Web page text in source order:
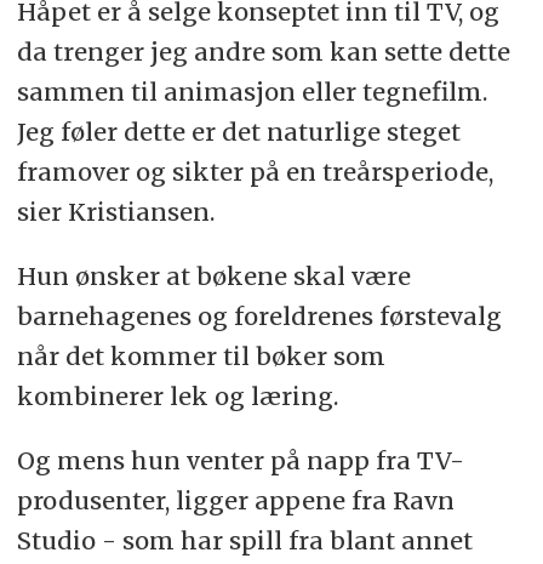
Håpet er å selge konseptet inn til TV, og
da trenger jeg andre som kan sette dette
sammen til animasjon eller tegnefilm.
Jeg føler dette er det naturlige steget
framover og sikter på en treårsperiode,
sier Kristiansen.
Hun ønsker at bøkene skal være
barnehagenes og foreldrenes førstevalg
når det kommer til bøker som
kombinerer lek og læring.
Og mens hun venter på napp fra TV-
produsenter, ligger appene fra Ravn
Studio - som har spill fra blant annet